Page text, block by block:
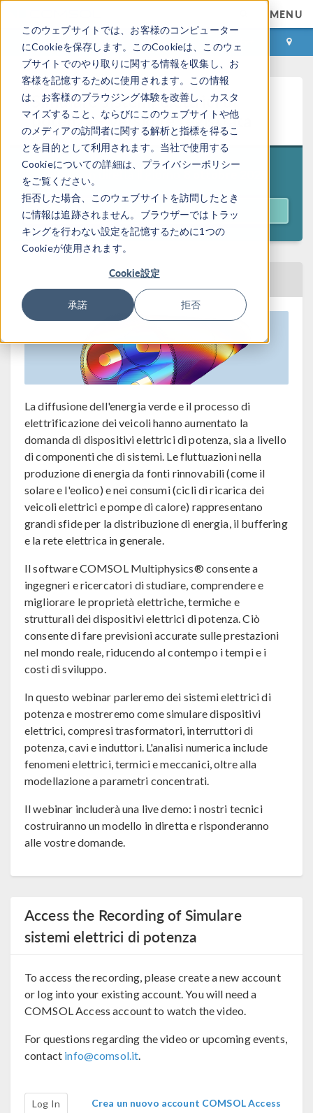
このウェブサイトでは、お客様のコンピューター
にCookieを保存します。このCookieは、このウェ
ブサイトでのやり取りに関する情報を収集し、お
客様を記憶するために使用されます。この情報
は、お客様のブラウジング体験を改善し、カスタ
マイズすること、ならびにこのウェブサイトや他
のメディアの訪問者に関する解析と指標を得るこ
とを目的として利用されます。当社で使用する
Cookieについての詳細は、プライバシーポリシー
をご覧ください。
拒否した場合、このウェブサイトを訪問したとき
に情報は追跡されません。ブラウザーではトラッ
キングを行わない設定を記憶するために1つの
Cookieが使用されます。
Cookie設定
承諾 拒否
MENU
ログイン お問い合わせ
Simulare sistemi elettrici di
potenza - Versione registrata
Tenuto in diretta il giorno
GUARDA IL WEBINAR
TORNA AL CALENDARIO EVENTI
La diffusione dell'energia verde e il processo di
elettrificazione dei veicoli hanno aumentato la
domanda di dispositivi elettrici di potenza, sia a livello
di componenti che di sistemi. Le fluttuazioni nella
produzione di energia da fonti rinnovabili (come il
solare e l'eolico) e nei consumi (cicli di ricarica dei
veicoli elettrici e pompe di calore) rappresentano
grandi sfide per la distribuzione di energia, il buffering
e la rete elettrica in generale.
Il software COMSOL Multiphysics® consente a
ingegneri e ricercatori di studiare, comprendere e
migliorare le proprietà elettriche, termiche e
strutturali dei dispositivi elettrici di potenza. Ciò
consente di fare previsioni accurate sulle prestazioni
nel mondo reale, riducendo al contempo i tempi e i
costi di sviluppo.
In questo webinar parleremo dei sistemi elettrici di
potenza e mostreremo come simulare dispositivi
elettrici, compresi trasformatori, interruttori di
potenza, cavi e induttori. L'analisi numerica include
fenomeni elettrici, termici e meccanici, oltre alla
modellazione a parametri concentrati.
Il webinar includerà una live demo: i nostri tecnici
costruiranno un modello in diretta e risponderanno
alle vostre domande.
Access the Recording of Simulare
sistemi elettrici di potenza
To access the recording, please create a new account
or log into your existing account. You will need a
COMSOL Access account to watch the video.
For questions regarding the video or upcoming events,
contact info@comsol.it.
Log In Crea un nuovo account COMSOL Access